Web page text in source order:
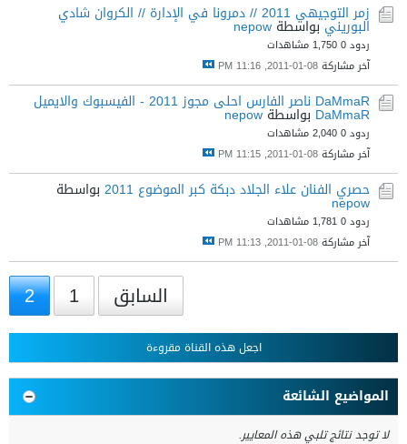
زمر التوجيهي 2011 // دمرونا في الإدارة // الكروان شادي
البورينيبواسطة nepow
ردود 0
1,750 مشاهدات
آخر مشاركة08-01-2011, 11:16 PM
DaMmaR ناصر الفارس احلى مجوز 2011 - الفيسبوك والايميل
DaMmaR بواسطةnepow
ردود 0
2,040 مشاهدات
آخر مشاركة08-01-2011, 11:15 PM
حصري الفنان علاء الجلاد دبكة كبر الموضوع 2011 بواسطة
nepow
ردود 0
1,781 مشاهدات
آخر مشاركة08-01-2011, 11:13 PM
السابق 1
2
اجعل هذه القناة مقروءة
المواضيع الشائعة
لا توجد نتائج تلبي هذه المعايير.